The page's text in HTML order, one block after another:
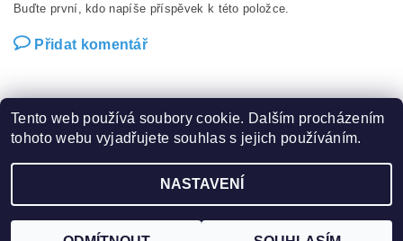
Buďte první, kdo napíše příspěvek k této položce.
Přidat komentář
Zboží.cz | Heureka.cz | Hot-fix.cz | Crystalstyle.cz
2026 ©Vysivaci.cz, všechna práva vyhrazena
Tento web používá soubory cookie. Dalším procházením
tohoto webu vyjadřujete souhlas s jejich používáním.
NASTAVENÍ